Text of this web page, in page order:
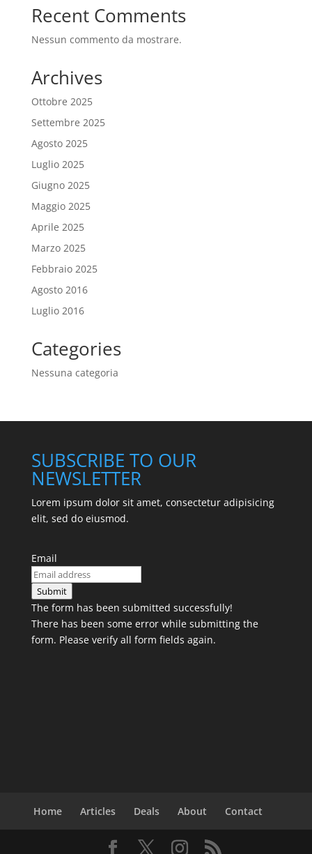
Recent Comments
Nessun commento da mostrare.
Archives
Ottobre 2025
Settembre 2025
Agosto 2025
Luglio 2025
Giugno 2025
Maggio 2025
Aprile 2025
Marzo 2025
Febbraio 2025
Agosto 2016
Luglio 2016
Categories
Nessuna categoria
SUBSCRIBE TO OUR
NEWSLETTER
Lorem ipsum dolor sit amet, consectetur adipisicing
elit, sed do eiusmod.
Email
Submit
The form has been submitted successfully!
There has been some error while submitting the
form. Please verify all form fields again.
Home Articles Deals About Contact